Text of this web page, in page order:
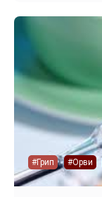
#Грип #Орви